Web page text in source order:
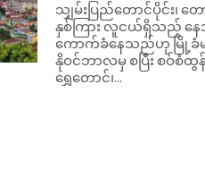
သျှမ်းပြည်တောင်ပိုင်း၊
နှစ်ကြား လူငယ်ရှိသည့် န
ကောက်ခံနေသည်ဟု မြို့ခံများ
နိုဝင်ဘာလမှ စပြီး စဝ်စံထွ
ရွှေတောင်၊...